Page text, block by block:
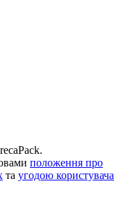
положення про
та угодою користувача